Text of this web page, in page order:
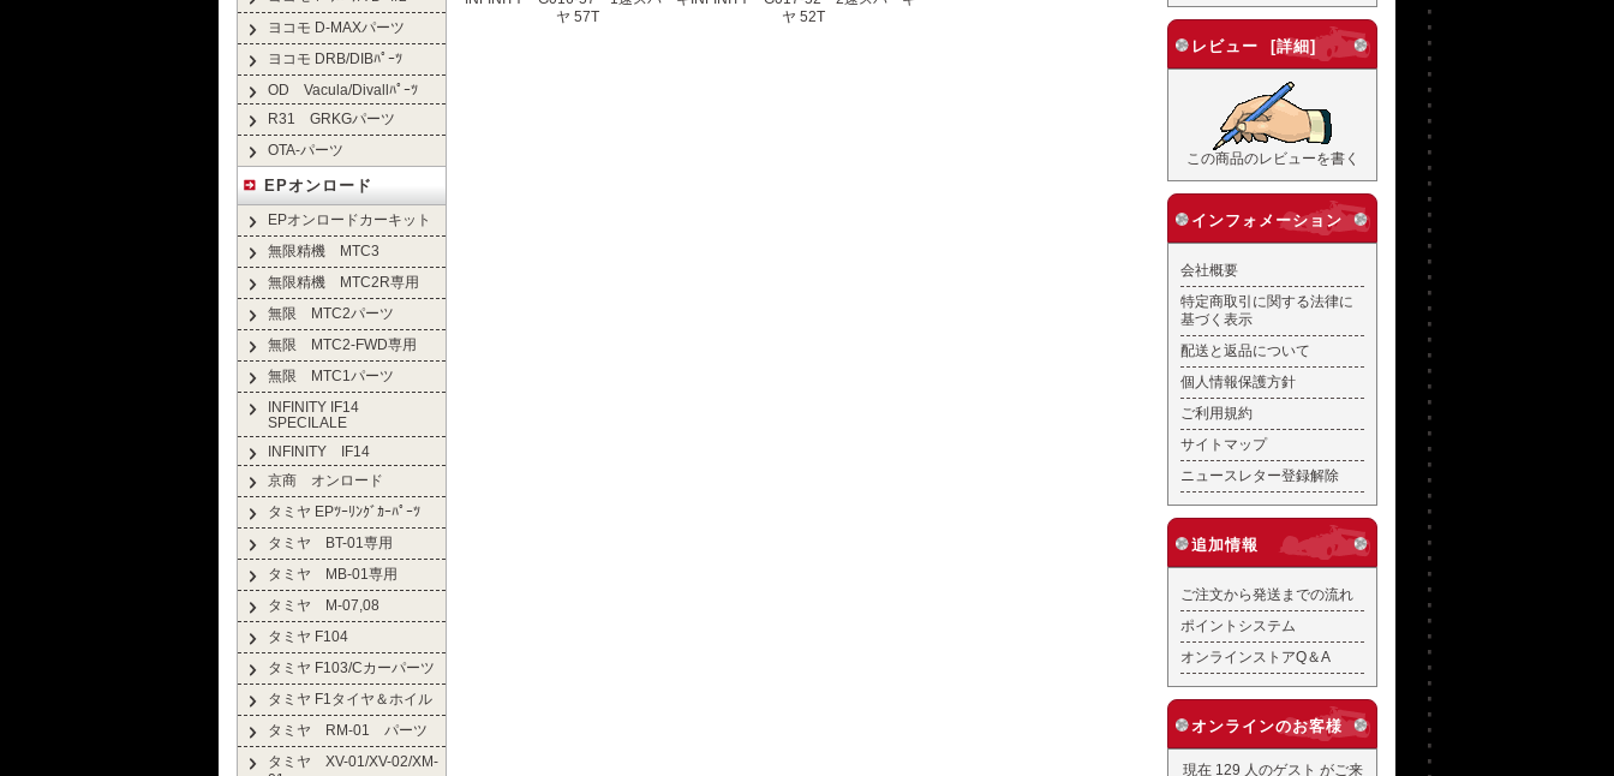
ヨコモ D-MAXパーツ
ヨコモ DRB/DIBﾊﾟｰﾂ
OD Vacula/Divallﾊﾟｰﾂ
R31 GRKGパーツ
OTA-パーツ
EPオンロード
EPオンロードカーキット
無限精機 MTC3
無限精機 MTC2R専用
無限 MTC2パーツ
無限 MTC2-FWD専用
無限 MTC1パーツ
INFINITY IF14
SPECILALE
INFINITY IF14
京商 オンロード
タミヤ EPﾂｰﾘﾝｸﾞｶｰﾊﾟｰﾂ
タミヤ BT-01専用
タミヤ MB-01専用
タミヤ M-07,08
タミヤ F104
タミヤ F103/Cカーパーツ
タミヤ F1タイヤ＆ホイル
タミヤ RM-01 パーツ
タミヤ XV-01/XV-02/XM-
ヤ 57T
ヤ 52T
レビュー [詳細]
この商品のレビューを書く
インフォメーション
会社概要
特定商取引に関する法律に
基づく表示
配送と返品について
個人情報保護方針
ご利用規約
サイトマップ
ニュースレター登録解除
追加情報
ご注文から発送までの流れ
ポイントシステム
オンラインストアQ＆A
オンラインのお客様
現在 129 人のゲスト がご来